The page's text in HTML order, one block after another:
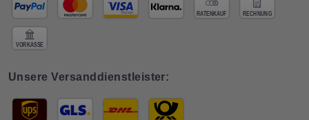
Unsere Versanddienstleister: